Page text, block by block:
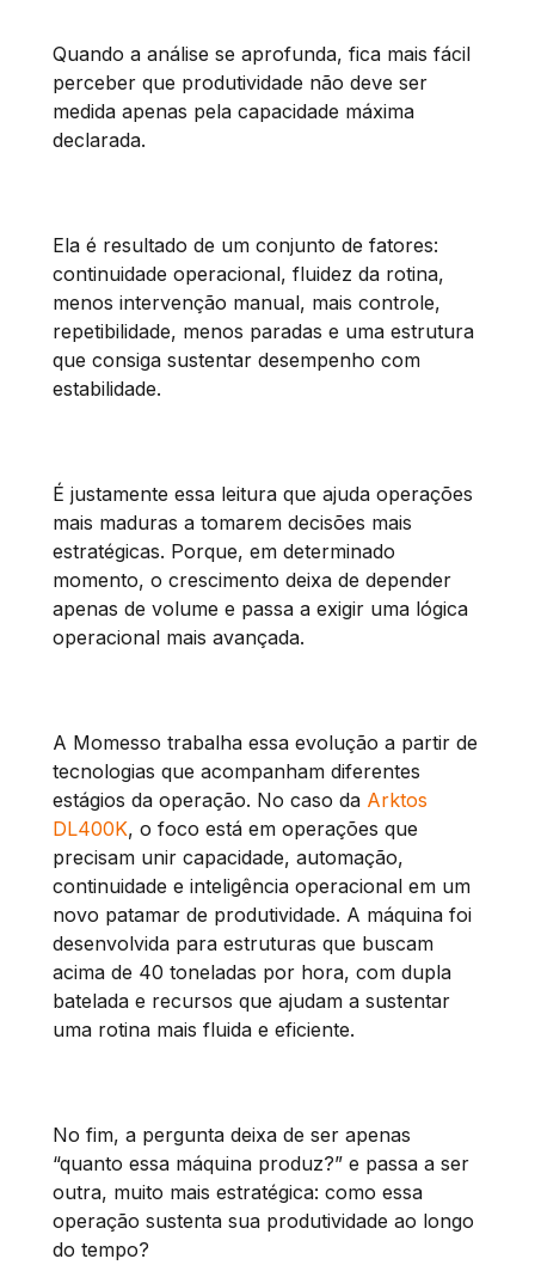
Quando a análise se aprofunda, fica mais fácil
perceber que produtividade não deve ser
medida apenas pela capacidade máxima
declarada.
Ela é resultado de um conjunto de fatores:
continuidade operacional, fluidez da rotina,
menos intervenção manual, mais controle,
repetibilidade, menos paradas e uma estrutura
que consiga sustentar desempenho com
estabilidade.
É justamente essa leitura que ajuda operações
mais maduras a tomarem decisões mais
estratégicas. Porque, em determinado
momento, o crescimento deixa de depender
apenas de volume e passa a exigir uma lógica
operacional mais avançada.
A Momesso trabalha essa evolução a partir de
tecnologias que acompanham diferentes
estágios da operação. No caso da Arktos
DL400K, o foco está em operações que
precisam unir capacidade, automação,
continuidade e inteligência operacional em um
novo patamar de produtividade. A máquina foi
desenvolvida para estruturas que buscam
acima de 40 toneladas por hora, com dupla
batelada e recursos que ajudam a sustentar
uma rotina mais fluida e eficiente.
No fim, a pergunta deixa de ser apenas
“quanto essa máquina produz?” e passa a ser
outra, muito mais estratégica: como essa
operação sustenta sua produtividade ao longo
do tempo?